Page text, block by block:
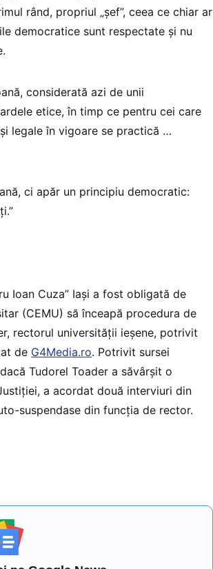
rând, propriul „șef”, ceea ce chiar ar
democratice sunt respectate și nu
considerată azi de unii
etice, în timp ce pentru cei care
legale în vigoare se practică …
ci apăr un principiu democratic:
Ioan Cuza” Iași a fost obligată de
(CEMU) să înceapă procedura de
rectorul universității ieșene, potrivit
de G4Media.ro. Potrivit sursei
Tudorel Toader a săvârșit o
a acordat două interviuri din
suspendase din funcția de rector.